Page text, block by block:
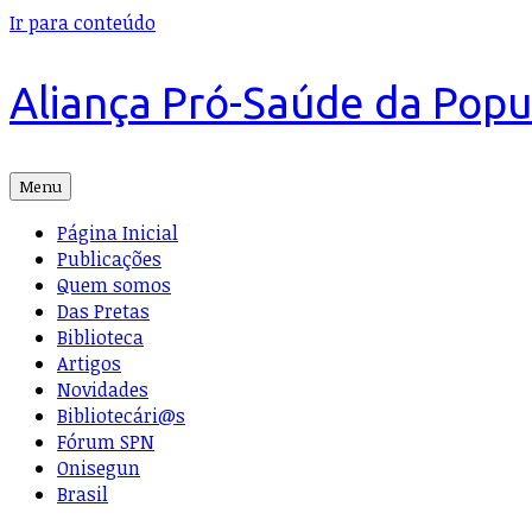
Ir para conteúdo
Aliança Pró-Saúde da
Menu
Página Inicial
Publicações
Quem somos
Das Pretas
Biblioteca
Artigos
Novidades
Bibliotecári@s
Fórum SPN
Onisegun
Brasil